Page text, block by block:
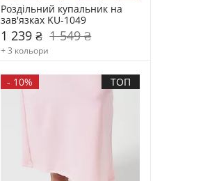
Роздільний купальник на
зав'язках KU-1049
1 239 ₴ 1 549 ₴
+ 3 кольори
- 10% ТОП